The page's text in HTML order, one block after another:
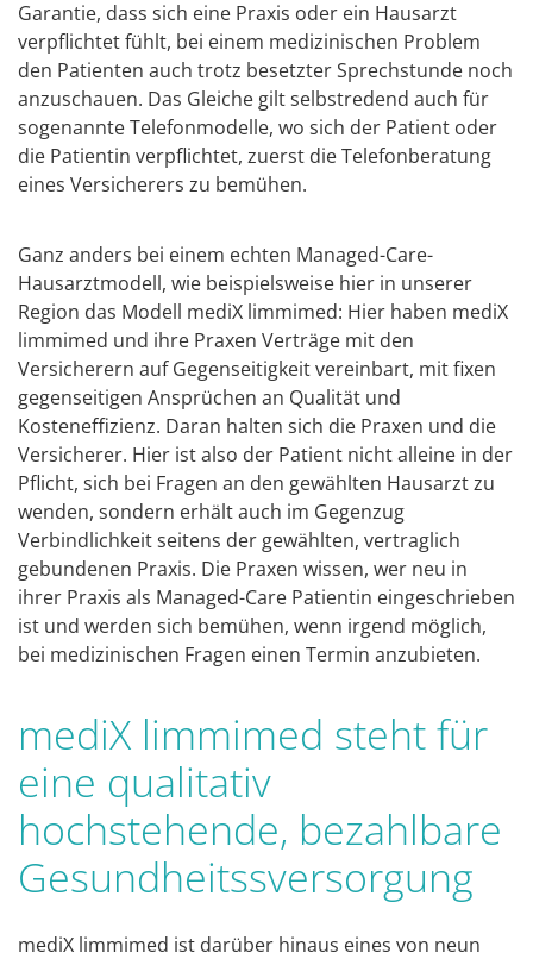
Garantie, dass sich eine Praxis oder ein Hausarzt
verpflichtet fühlt, bei einem medizinischen Problem
den Patienten auch trotz besetzter Sprechstunde noch
anzuschauen. Das Gleiche gilt selbstredend auch für
sogenannte Telefonmodelle, wo sich der Patient oder
die Patientin verpflichtet, zuerst die Telefonberatung
eines Versicherers zu bemühen.
Ganz anders bei einem echten Managed-Care-
Hausarztmodell, wie beispielsweise hier in unserer
Region das Modell mediX limmimed: Hier haben mediX
limmimed und ihre Praxen Verträge mit den
Versicherern auf Gegenseitigkeit vereinbart, mit fixen
gegenseitigen Ansprüchen an Qualität und
Kosteneffizienz. Daran halten sich die Praxen und die
Versicherer. Hier ist also der Patient nicht alleine in der
Pflicht, sich bei Fragen an den gewählten Hausarzt zu
wenden, sondern erhält auch im Gegenzug
Verbindlichkeit seitens der gewählten, vertraglich
gebundenen Praxis. Die Praxen wissen, wer neu in
ihrer Praxis als Managed-Care Patientin eingeschrieben
ist und werden sich bemühen, wenn irgend möglich,
bei medizinischen Fragen einen Termin anzubieten.
mediX limmimed steht für
eine qualitativ
hochstehende, bezahlbare
Gesundheitssversorgung
mediX limmimed ist darüber hinaus eines von neun